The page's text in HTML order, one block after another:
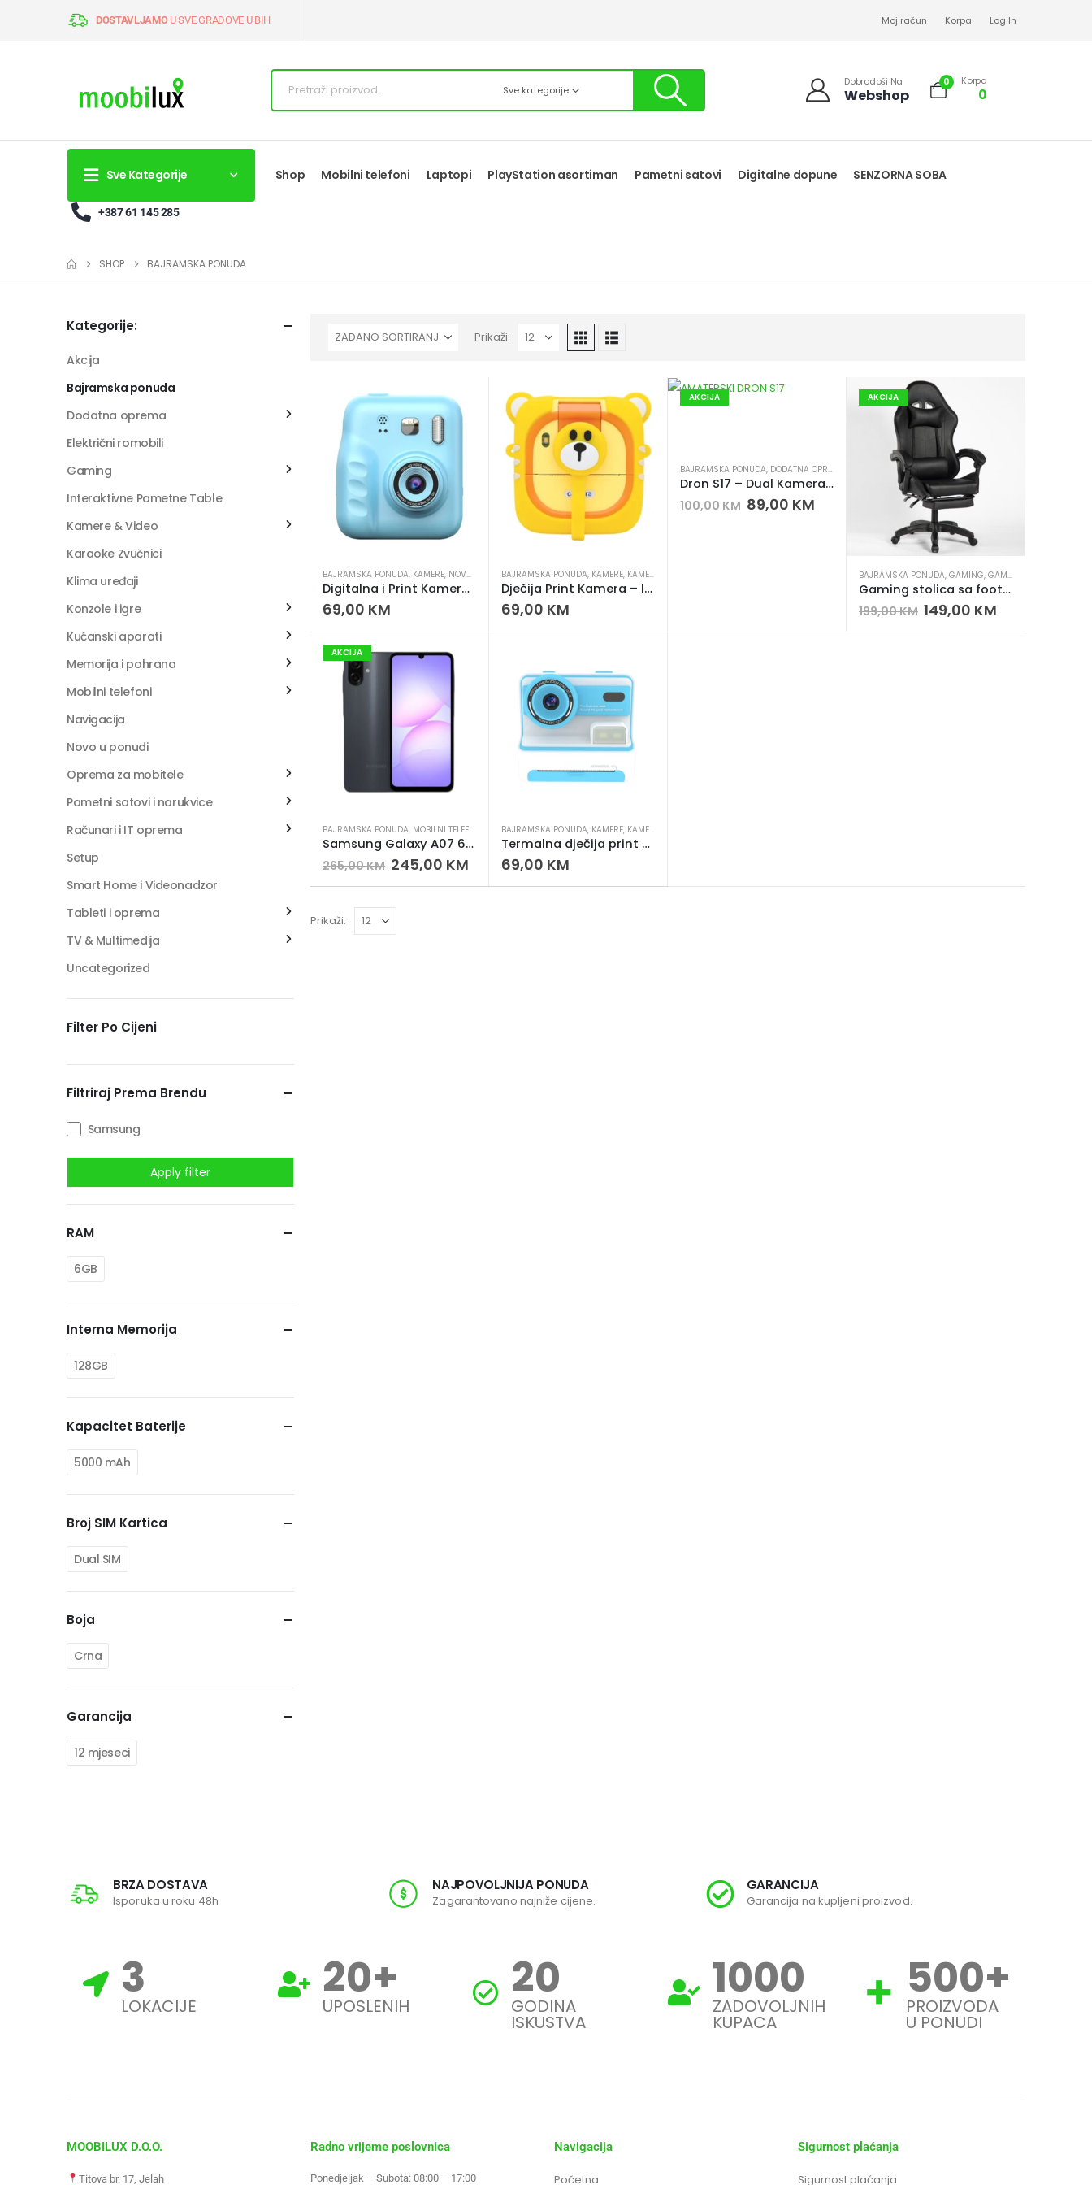
DOSTAVLJAMOU SVE GRADOVE U BIH Moj račun Korpa Log In
Sve kategorije
Dobrodoši Na
Webshop
0 Korpa
0
Sve Kategorije Shop Mobilni telefoni Laptopi PlayStation asortiman Pametni satovi Digitalne dopune SENZORNA SOBA
+387 61 145 285
SHOP BAJRAMSKA PONUDA
Prikaži:
BAJRAMSKA PONUDA, KAMERE, NOVO U PONUDI
Digitalna i Print Kamera Y300H – Dječija kamera sa instant štampanjem i 2.0” IPS ekranom
69,00 KM
BAJRAMSKA PONUDA, KAMERE, KAMERE & VIDEO
Dječija Print Kamera – Instant Kamera za Djecu sa 2.4” IPS ekranom i 180° objektivom
69,00 KM
AKCIJA
BAJRAMSKA PONUDA, DODATNA OPREMA KAMERE & VIDEO , NOVO U PONUDI
Dron S17 – Dual Kamera, Optički Flow, Izbjegavanje Prepreka
100,00KM 89,00 KM
AKCIJA
BAJRAMSKA PONUDA, GAMING, GAMING STOLICA
Gaming stolica sa footrest naslonom – podesiva, 135°, više boja
199,00KM 149,00 KM
AKCIJA
BAJRAMSKA PONUDA, MOBILNI TELEFONI SMART TELEFONI
Samsung Galaxy A07 6/128 – 6.7″, 5000mAh
265,00KM 245,00 KM
BAJRAMSKA PONUDA, KAMERE, KAMERE & VIDEO
Termalna dječija print kamera D101 – Instant kamera za djecu 1080P, 2.4” ekran
69,00 KM
Prikaži:
Kategorije:
Akcija
Bajramska ponuda
Dodatna oprema
Električni romobili
Gaming
Interaktivne Pametne Table
Kamere & Video
Karaoke Zvučnici
Klima uređaji
Konzole i igre
Kućanski aparati
Memorija i pohrana
Mobilni telefoni
Navigacija
Novo u ponudi
Oprema za mobitele
Pametni satovi i narukvice
Računari i IT oprema
Setup
Smart Home i Videonadzor
Tableti i oprema
TV & Multimedija
Uncategorized
Filter Po Cijeni
Filtriraj Prema Brendu
Samsung
Apply filter
RAM
6GB
Interna Memorija
128GB
Kapacitet Baterije
5000 mAh
Broj SIM Kartica
Dual SIM
Boja
Crna
Garancija
12 mjeseci
BRZA DOSTAVA
Isporuka u roku 48h
NAJPOVOLJNIJA PONUDA
Zagarantovano najniže cijene.
GARANCIJA
Garancija na kupljeni proizvod.
3
LOKACIJE 20+
UPOSLENIH 20
GODINA
ISKUSTVA
1000
ZADOVOLJNIH
KUPACA
500+
PROIZVODA
U PONUDI
MOOBILUX D.O.O.
Titova br. 17, Jelah
Radno vrijeme poslovnica
Ponedjeljak – Subota: 08:00 – 17:00
Navigacija
Početna
Sigurnost plaćanja
Sigurnost plaćanja